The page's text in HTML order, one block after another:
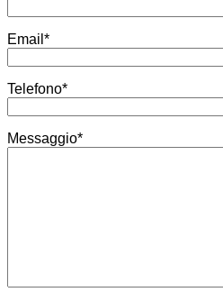
Email*
Telefono*
Messaggio*